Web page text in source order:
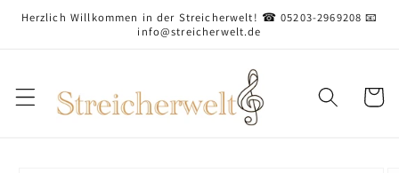
zum
Herzlich Willkommen in der Streicherwelt! ☎ 05203-2969208 📧
info@streicherwelt.de